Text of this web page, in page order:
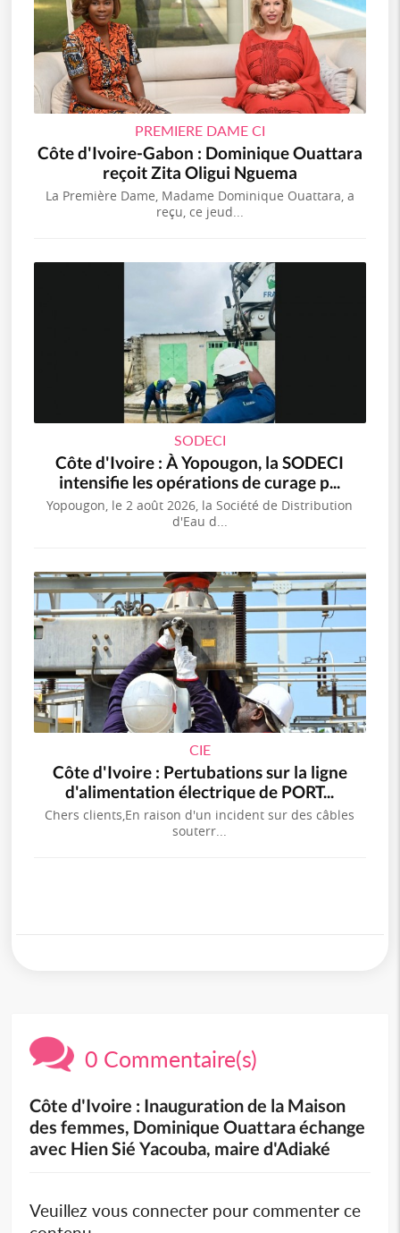
PREMIERE DAME CI
Côte d'Ivoire-Gabon : Dominique Ouattara
reçoit Zita Oligui Nguema
La Première Dame, Madame Dominique Ouattara, a
reçu, ce jeud...
SODECI
Côte d'Ivoire : À Yopougon, la SODECI
intensifie les opérations de curage p...
Yopougon, le 2 août 2026, la Société de Distribution
d'Eau d...
CIE
Côte d'Ivoire : Pertubations sur la ligne
d'alimentation électrique de PORT...
Chers clients,En raison d'un incident sur des câbles
souterr...
0 Commentaire(s)
Côte d'Ivoire : Inauguration de la Maison
des femmes, Dominique Ouattara échange
avec Hien Sié Yacouba, maire d'Adiaké
Veuillez vous connecter pour commenter ce